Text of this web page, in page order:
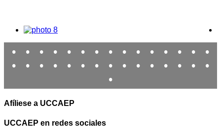
• • • • • • • • • • • • • •
•
•
• • • • • • • • • • • • •
•
•
Afíliese a UCCAEP
UCCAEP en redes sociales